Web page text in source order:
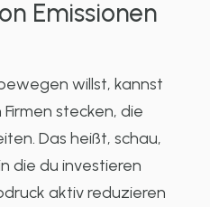
Emissionen
willst, kannst
stecken, die
Das heißt, schau,
die du investieren
aktiv reduzieren